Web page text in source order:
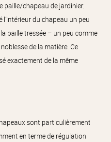
paille/chapeau de jardinier.
du chapeau un peu
paille tressée – un peu comme
de la matière. Ce
exactement de la même
sont particulièrement
en terme de régulation